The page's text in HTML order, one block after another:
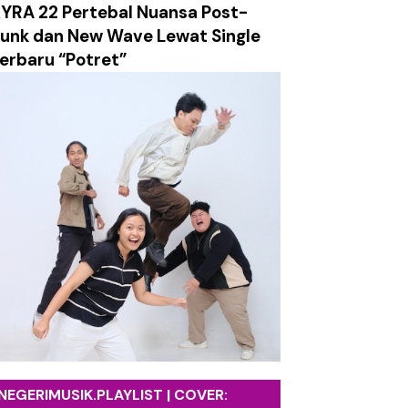
dan Ledakan Emosi dalam Balutan Alt/Pop-Punk
Mensyukuri Proses Kehidupan
yang Hangat dan Sarat Harapan
Labirin Emosi yang Penuh Luka
Absurditas Realitas Modern
Surely Dies”
Utama Album Terbaru
22 Pertebal Nuansa Post-
dan New Wave Lewat Single
“Potret”
| COVER: